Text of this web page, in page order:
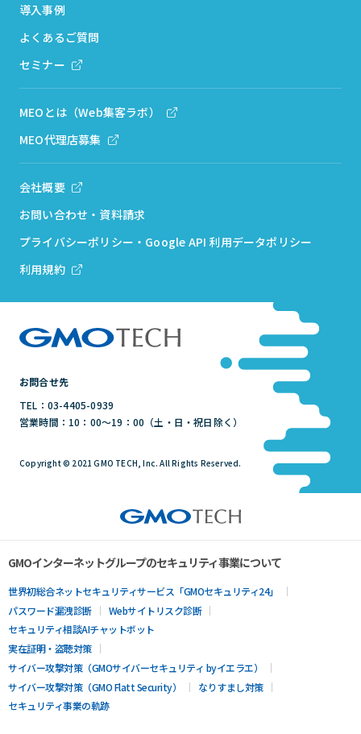
お問合せ先
TEL：03-4405-0939
営業時間：10：00～19：00（土・日・祝日除く）
導入事例
よくあるご質問
セミナー
MEOとは（Web集客ラボ）
MEO代理店募集
会社概要
お問い合わせ・資料請求
プライバシーポリシー・Google API 利用データポリシー
利用規約
Copyright © 2021 GMO TECH, Inc. All Rights Reserved.
GMOインターネットグループのセキュリティ事業について
世界初総合ネットセキュリティサービス「GMOセキュリティ24」
パスワード漏洩診断
Webサイトリスク診断
セキュリティ相談AIチャットボット
実在証明・盗聴対策
サイバー攻撃対策（GMOサイバーセキュリティ byイエラエ）
サイバー攻撃対策（GMO Flatt Security）
なりすまし対策
セキュリティ事業の軌跡